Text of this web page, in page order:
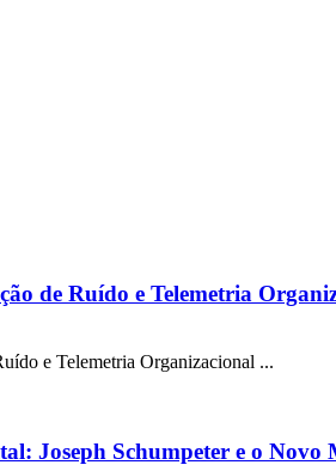
de Ruído e Telemetria
e Telemetria Organizacional ...
Joseph Schumpeter e o Novo